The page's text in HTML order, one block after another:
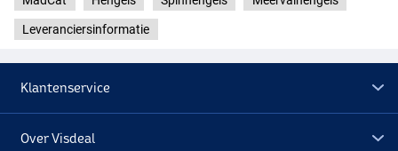
Leveranciersinformatie
Klantenservice
Over Visdeal